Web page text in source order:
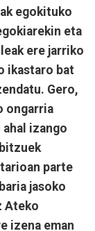
egokituko
eta
ere jarriko
ikastaro bat
Gero,
ongarria
izango
parte
jasoko
Ateko
izena eman